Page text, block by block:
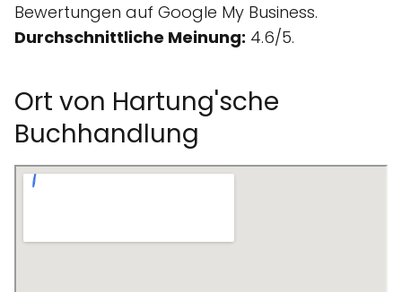
Bewertungen auf Google My Business.
Durchschnittliche Meinung: 4.6/5.
Ort von Hartung'sche
Buchhandlung